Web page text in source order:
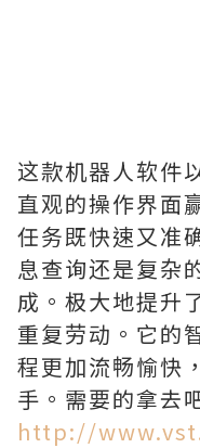
这款机器人软件
直观的操作界面
任务既快速又准
息查询还是复杂
成。极大地提升
重复劳动。它的
程更加流畅愉快
手。需要的拿去
http://